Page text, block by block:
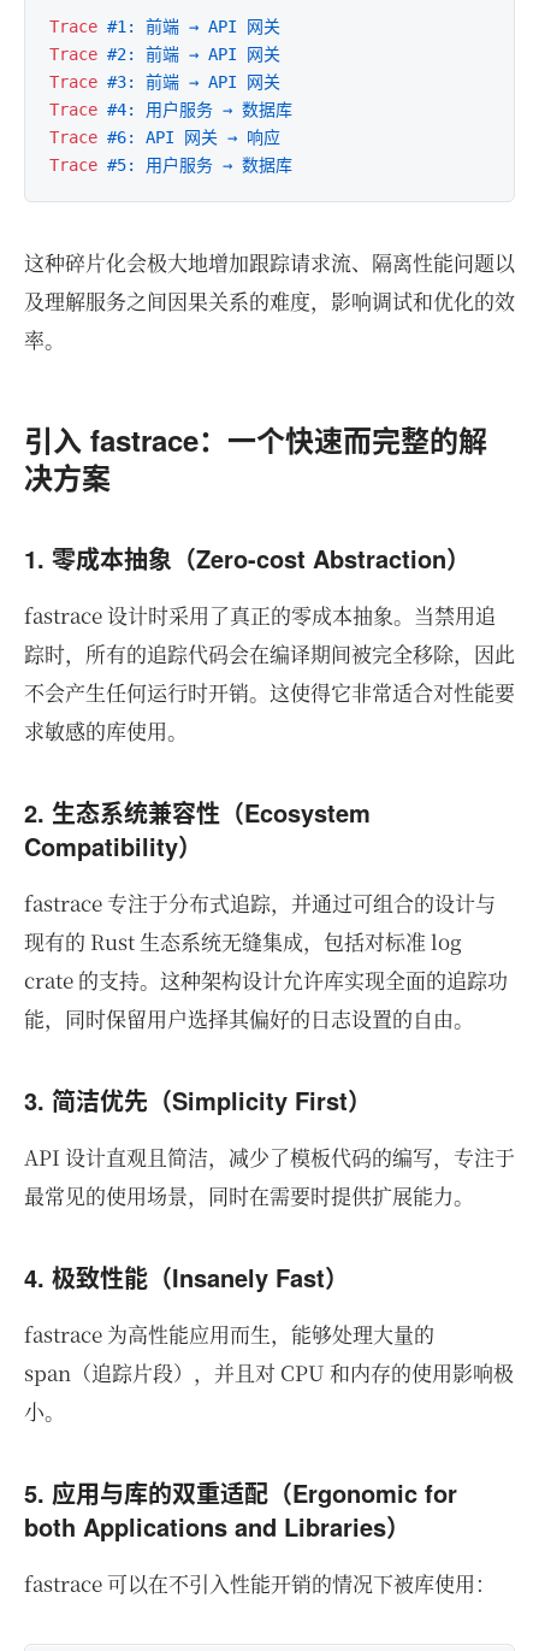
Trace #1: 前端 → API 网关
Trace #2: 前端 → API 网关
Trace #3: 前端 → API 网关
Trace #4: 用户服务 → 数据库
Trace #6: API 网关 → 响应
Trace #5: 用户服务 → 数据库
这种碎片化会极大地增加跟踪请求流、隔离性能问题以
及理解服务之间因果关系的难度，影响调试和优化的效
率。
引入 fastrace：一个快速而完整的解
决方案
1. 零成本抽象（Zero-cost Abstraction）
fastrace 设计时采用了真正的零成本抽象。当禁用追
踪时，所有的追踪代码会在编译期间被完全移除，因此
不会产生任何运行时开销。这使得它非常适合对性能要
求敏感的库使用。
2. 生态系统兼容性（Ecosystem
Compatibility）
fastrace 专注于分布式追踪，并通过可组合的设计与
现有的 Rust 生态系统无缝集成，包括对标准 log
crate 的支持。这种架构设计允许库实现全面的追踪功
能，同时保留用户选择其偏好的日志设置的自由。
3. 简洁优先（Simplicity First）
API 设计直观且简洁，减少了模板代码的编写，专注于
最常见的使用场景，同时在需要时提供扩展能力。
4. 极致性能（Insanely Fast）
fastrace 为高性能应用而生，能够处理大量的
span（追踪片段），并且对 CPU 和内存的使用影响极
小。
5. 应用与库的双重适配（Ergonomic for
both Applications and Libraries）
fastrace 可以在不引入性能开销的情况下被库使用：